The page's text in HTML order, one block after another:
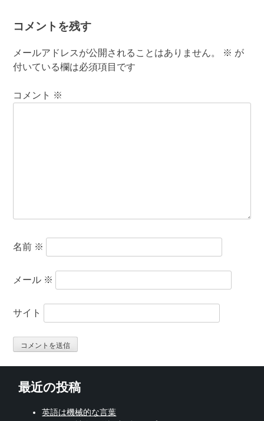
コメントを残す
メールアドレスが公開されることはありません。 ※ が
付いている欄は必須項目です
コメント ※
名前 ※
メール ※
サイト
最近の投稿
英語は機械的な言葉